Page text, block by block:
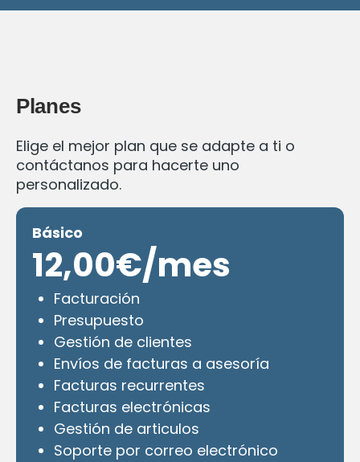
Planes
Elige el mejor plan que se adapte a ti o
contáctanos para hacerte uno
personalizado.
Básico
12,00€/mes
Facturación
Presupuesto
Gestión de clientes
Envíos de facturas a asesoría
Facturas recurrentes
Facturas electrónicas
Gestión de articulos
Soporte por correo electrónico